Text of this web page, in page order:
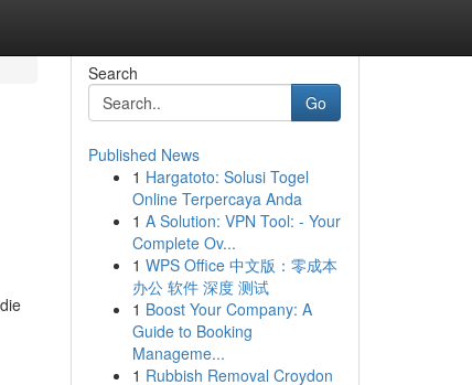
Search
Go
Published News
1 Hargatoto: Solusi Togel
Online Terpercaya Anda
1 A Solution: VPN Tool: - Your
Complete Ov...
1 WPS Office 中文版：零成本
办公 软件 深度 测试
1 Boost Your Company: A
Guide to Booking
Manageme...
1 Rubbish Removal Croydon